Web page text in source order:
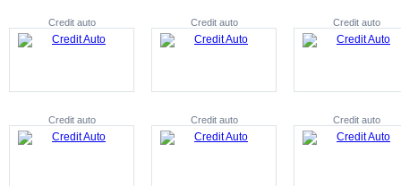
Credit auto Credit auto Credit auto
Credit auto Credit auto Credit auto